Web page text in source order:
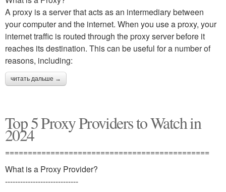
A proxy is a server that acts as an intermediary between
your computer and the internet. When you use a proxy, your
internet traffic is routed through the proxy server before it
reaches its destination. This can be useful for a number of
reasons, including:
читать дальше →
Top 5 Proxy Providers to Watch in
2024
=============================================
What is a Proxy Provider?
-----------------------------